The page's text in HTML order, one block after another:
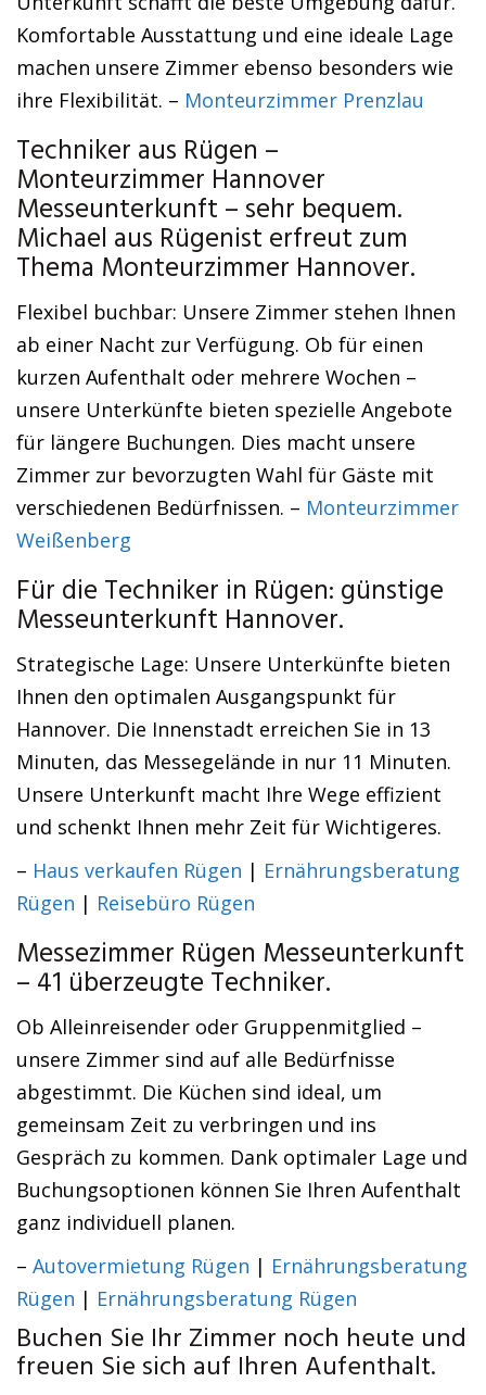
Komfortable Ausstattung und eine ideale Lage
machen unsere Zimmer ebenso besonders wie
ihre Flexibilität. – Monteurzimmer Prenzlau
Techniker aus Rügen –
Monteurzimmer Hannover
Messeunterkunft – sehr bequem.
Michael aus Rügenist erfreut zum
Thema Monteurzimmer Hannover.
Flexibel buchbar: Unsere Zimmer stehen Ihnen
ab einer Nacht zur Verfügung. Ob für einen
kurzen Aufenthalt oder mehrere Wochen –
unsere Unterkünfte bieten spezielle Angebote
für längere Buchungen. Dies macht unsere
Zimmer zur bevorzugten Wahl für Gäste mit
verschiedenen Bedürfnissen. – Monteurzimmer
Weißenberg
Für die Techniker in Rügen: günstige
Messeunterkunft Hannover.
Strategische Lage: Unsere Unterkünfte bieten
Ihnen den optimalen Ausgangspunkt für
Hannover. Die Innenstadt erreichen Sie in 13
Minuten, das Messegelände in nur 11 Minuten.
Unsere Unterkunft macht Ihre Wege effizient
und schenkt Ihnen mehr Zeit für Wichtigeres.
– Haus verkaufen Rügen | Ernährungsberatung
Rügen | Reisebüro Rügen
Messezimmer Rügen Messeunterkunft
– 41 überzeugte Techniker.
Ob Alleinreisender oder Gruppenmitglied –
unsere Zimmer sind auf alle Bedürfnisse
abgestimmt. Die Küchen sind ideal, um
gemeinsam Zeit zu verbringen und ins
Gespräch zu kommen. Dank optimaler Lage und
Buchungsoptionen können Sie Ihren Aufenthalt
ganz individuell planen.
– Autovermietung Rügen | Ernährungsberatung
Rügen | Ernährungsberatung Rügen
Buchen Sie Ihr Zimmer noch heute und
freuen Sie sich auf Ihren Aufenthalt.